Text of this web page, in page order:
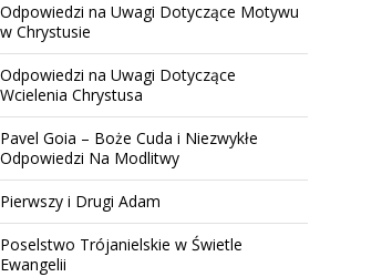
Odpowiedzi na Uwagi Dotyczące Motywu
w Chrystusie
Odpowiedzi na Uwagi Dotyczące
Wcielenia Chrystusa
Pavel Goia – Boże Cuda i Niezwykłe
Odpowiedzi Na Modlitwy
Pierwszy i Drugi Adam
Poselstwo Trójanielskie w Świetle
Ewangelii